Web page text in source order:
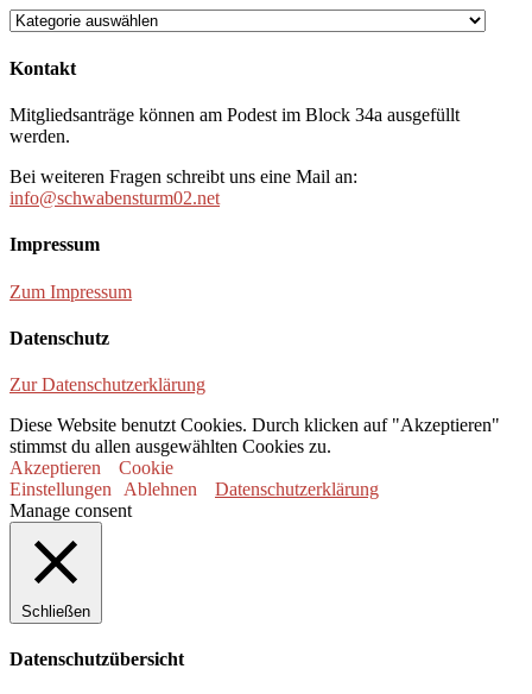
Kategorien
Kontakt
Mitgliedsanträge können am Podest im Block 34a ausgefüllt
werden.
Bei weiteren Fragen schreibt uns eine Mail an:
info@schwabensturm02.net
Impressum
Zum Impressum
Datenschutz
Zur Datenschutzerklärung
Diese Website benutzt Cookies. Durch klicken auf "Akzeptieren"
stimmst du allen ausgewählten Cookies zu.
Akzeptieren
Cookie
Einstellungen
Ablehnen
Datenschutzerklärung
Manage consent
Schließen
Datenschutzübersicht